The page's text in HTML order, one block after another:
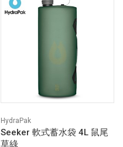
HydraPak
Seeker 軟式蓄水袋 4L 鼠尾
草綠